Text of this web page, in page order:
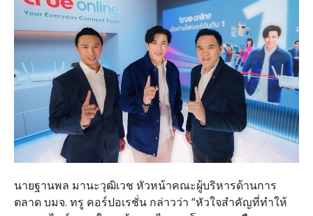
นายฐานพล มานะวุฒิเวช หัวหน้าคณะผู้บริหารด้านการ
ตลาด บมจ. ทรู คอร์ปอเรชั่น กล่าวว่า “หัวใจสำคัญที่ทำให้